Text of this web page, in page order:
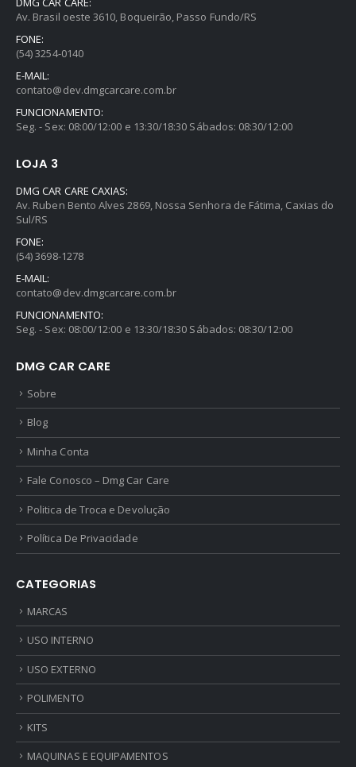
Av. Brasil oeste 3610, Boqueirão, Passo Fundo/RS
FONE:
(54) 3254-0140
E-MAIL:
contato@dev.dmgcarcare.com.br
FUNCIONAMENTO:
Seg. - Sex: 08:00/12:00 e 13:30/18:30 Sábados: 08:30/12:00
LOJA 3
DMG CAR CARE CAXIAS:
Av. Ruben Bento Alves 2869, Nossa Senhora de Fátima, Caxias do
Sul/RS
FONE:
(54) 3698-1278
E-MAIL:
contato@dev.dmgcarcare.com.br
FUNCIONAMENTO:
Seg. - Sex: 08:00/12:00 e 13:30/18:30 Sábados: 08:30/12:00
DMG CAR CARE
Sobre
Blog
Minha Conta
Fale Conosco – Dmg Car Care
Politica de Troca e Devolução
Política De Privacidade
CATEGORIAS
MARCAS
USO INTERNO
USO EXTERNO
POLIMENTO
KITS
MAQUINAS E EQUIPAMENTOS